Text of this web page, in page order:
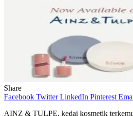
Share
Facebook Twitter LinkedIn Pinterest
AINZ & TULPE, kedai kosmetik